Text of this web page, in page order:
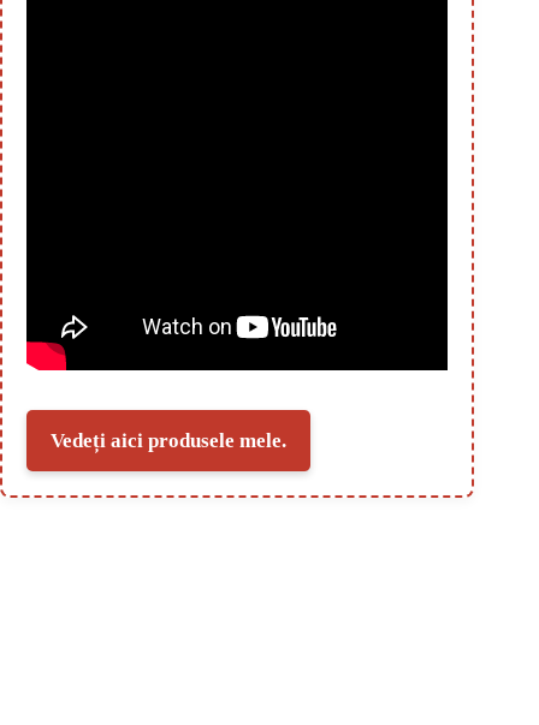
Vedeți aici produsele mele.